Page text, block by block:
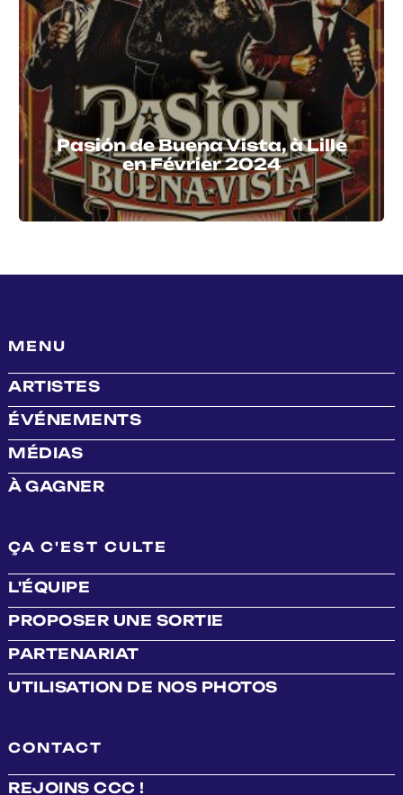
Pasión de Buena Vista, à Lille
en Février 2024
MENU
ARTISTES
ÉVÉNEMENTS
MÉDIAS
À GAGNER
ÇA C'EST CULTE
L'ÉQUIPE
PROPOSER UNE SORTIE
PARTENARIAT
UTILISATION DE NOS PHOTOS
CONTACT
REJOINS CCC !